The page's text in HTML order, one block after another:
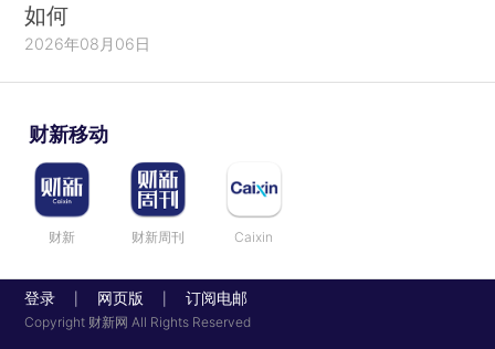
如何
2026年08月06日
财新移动
财新 财新周刊 Caixin
登录 网页版 订阅电邮
Copyright 财新网 All Rights Reserved